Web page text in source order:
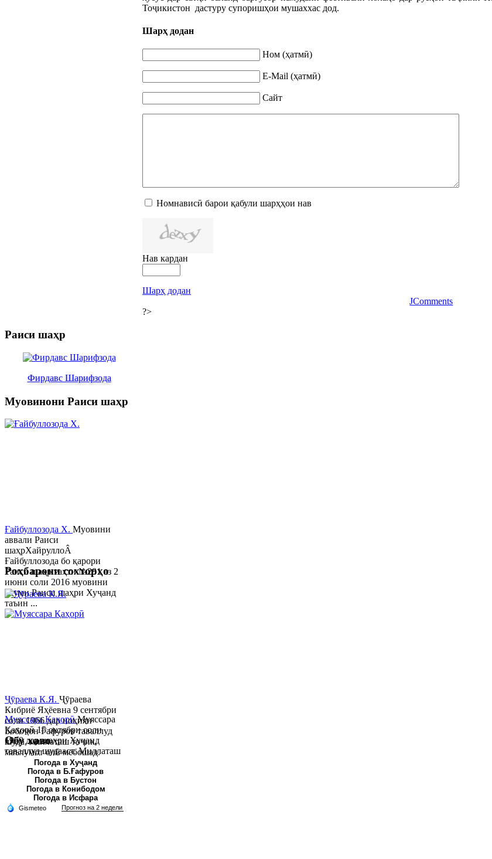
Тоҷикистон дастуру супоришҳои мушаххас дод.
Шарҳ додан
Ном (ҳатмӣ)
E-Mail (ҳатмӣ)
Сайт
Номнависӣ барои қабули шарҳҳои нав
Нав кардан
Шарҳ додан
JComments
?>
Раиси шаҳр
Фирдавс Шарифзода
Муовинони Раиси шаҳр
Ғайбуллозода Х. Муовини
аввали Раиси
шаҳрХайруллоÂ
Ғайбуллозода бо қарори
Раиси шаҳр таҳти №281 аз 2
июни соли 2016 муовини
якуми Раиси шаҳри Хуҷанд
таъин ...
Муяссара ҚаҳорӣМуяссара
Қаҳорӣ 15 октябри соли
1979 дар шаҳри Хуҷанд
таваллуд шудааст. Миллаташ
тоҷик. Маълумот олӣ. Соли
2002 Донишгоҳи давлатии
Хуҷанд ба...
Роҳбарони сохторҳо
Ҷӯраева К.Я. Ҷӯраева
Кибриё Яҳёевна 9 сентябри
соли 1966 дар ноҳияи
Бобоҷон Ғафуров таваллуд
шуда, миллаташ тоҷик,
маълумот олӣ мебошад.
Соли 1997 Донишг...
Обу хаво
Погода в Хуҷанд
Погода в Б.Ғафуров
Погода в Бустон
Погода в Конибодом
Погода в Исфара